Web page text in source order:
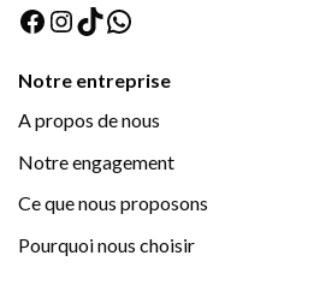
Facebook Instagram TikTok WhatsApp
Notre entreprise
A propos de nous
Notre engagement
Ce que nous proposons
Pourquoi nous choisir